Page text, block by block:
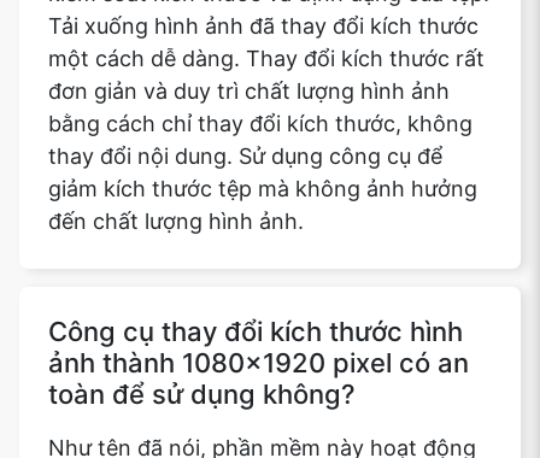
Tải xuống hình ảnh đã thay đổi kích thước
một cách dễ dàng. Thay đổi kích thước rất
đơn giản và duy trì chất lượng hình ảnh
bằng cách chỉ thay đổi kích thước, không
thay đổi nội dung. Sử dụng công cụ để
giảm kích thước tệp mà không ảnh hưởng
đến chất lượng hình ảnh.
Công cụ thay đổi kích thước hình
ảnh thành 1080x1920 pixel có an
toàn để sử dụng không?
Như tên đã nói, phần mềm này hoạt động